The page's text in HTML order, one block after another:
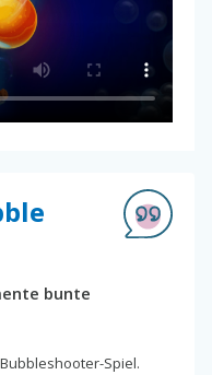
bunte
Spiel.